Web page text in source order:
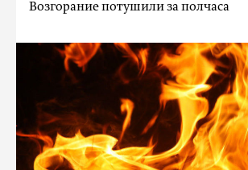
Возгорание потушили за полчаса